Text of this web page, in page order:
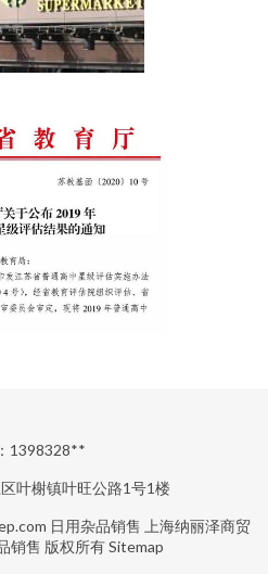
1398328**
叶榭镇叶旺公路1号1楼
日用杂品销售
上海纳丽泽商贸
销售 版权所有Sitemap